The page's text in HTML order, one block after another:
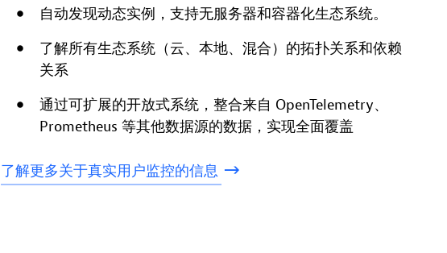
自动发现动态实例，支持无服务器和容器化生态系统。
了解所有生态系统（云、本地、混合）的拓扑关系和依赖
关系
通过可扩展的开放式系统，整合来自 OpenTelemetry、
Prometheus 等其他数据源的数据，实现全面覆盖
了解更多关于真实用户监控的信息